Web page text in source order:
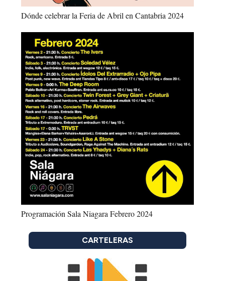
Dónde celebrar la Feria de Abril en Cantabria 2024
Programación Sala Niagara Febrero 2024
CARTELERAS